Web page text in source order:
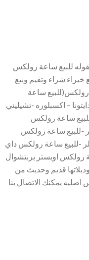
للبيع ساعة رولكس
شراء وتقيم وبيع
ساعة
– اكسبلوره -تشيليني
ساعة رولكس جي ام تي ماستر ٢ -للبيع ساعة رولكس
-للبيع ساعة رولكس
-للبيع ساعة رولكس داي
رولكس اويستر بربتشوال
قديم وحديث من